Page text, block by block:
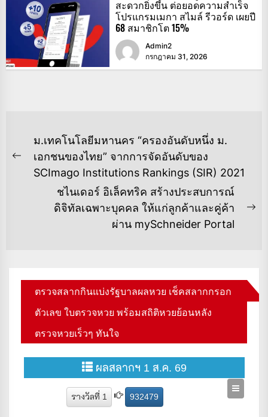
สะดวกยิ่งขึ้น ต่อยอดความสำเร็จ
โปรแกรมเมกา สไมล์ รีวอร์ด เผยปี
68 สมาชิกโต 15%
Admin2
กรกฎาคม 31, 2026
แนะแนว
เรื่อง
Previous
post:
ม.เทคโนโลยีมหานคร “ครองอันดับหนึ่ง​ ม.
เอกชนของไทย” จากการจัดอันดับของ
SCImago Institutions Rankings (SIR) 2021
ชไนเดอร์ อิเล็คทริค สร้างประสบการณ์
ดิจิทัลเฉพาะบุคคล ให้แก่ลูกค้าและคู่ค้า
ผ่าน mySchneider Portal
ตรวจสลากกินแบ่งรัฐบาลผลหวย เช็คสลากกรอก
ตัวเลข ใบตรวจหวย พร้อมสถิติหวยย้อนหลัง
ตรวจหวยเร็วๆ ทันใจ